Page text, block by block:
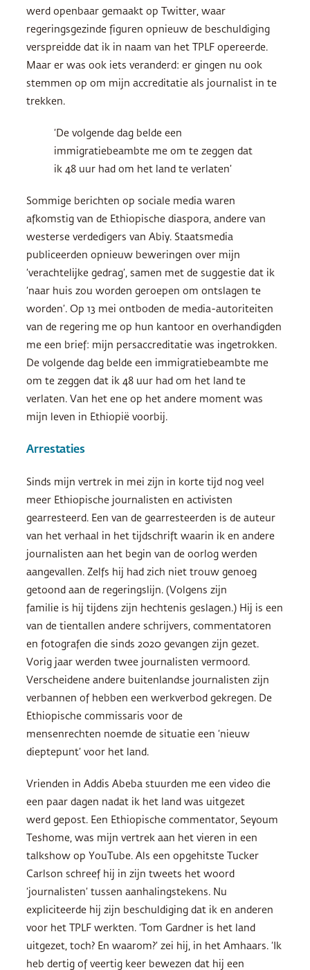
werd openbaar gemaakt op Twitter, waar
regeringsgezinde figuren opnieuw de beschuldiging
verspreidde dat ik in naam van het TPLF opereerde.
Maar er was ook iets veranderd: er gingen nu ook
stemmen op om mijn accreditatie als journalist in te
trekken.
‘De volgende dag belde een
immigratiebeambte me om te zeggen dat
ik 48 uur had om het land te verlaten’
Sommige berichten op sociale media waren
afkomstig van de Ethiopische diaspora, andere van
westerse verdedigers van Abiy. Staatsmedia
publiceerden opnieuw beweringen over mijn
‘verachtelijke gedrag’, samen met de suggestie dat ik
‘naar huis zou worden geroepen om ontslagen te
worden’. Op 13 mei ontboden de media-autoriteiten
van de regering me op hun kantoor en overhandigden
me een brief: mijn persaccreditatie was ingetrokken.
De volgende dag belde een immigratiebeambte me
om te zeggen dat ik 48 uur had om het land te
verlaten. Van het ene op het andere moment was
mijn leven in Ethiopië voorbij.
Arrestaties
Sinds mijn vertrek in mei zijn in korte tijd nog veel
meer Ethiopische journalisten en activisten
gearresteerd. Een van de gearresteerden is de auteur
van het verhaal in het tijdschrift waarin ik en andere
journalisten aan het begin van de oorlog werden
aangevallen. Zelfs hij had zich niet trouw genoeg
getoond aan de regeringslijn. (Volgens zijn
familie is hij tijdens zijn hechtenis geslagen.) Hij is een
van de tientallen andere schrijvers, commentatoren
en fotografen die sinds 2020 gevangen zijn gezet.
Vorig jaar werden twee journalisten vermoord.
Verscheidene andere buitenlandse journalisten zijn
verbannen of hebben een werkverbod gekregen. De
Ethiopische commissaris voor de
mensenrechten noemde de situatie een ‘nieuw
dieptepunt’ voor het land.
Vrienden in Addis Abeba stuurden me een video die
een paar dagen nadat ik het land was uitgezet
werd gepost. Een Ethiopische commentator, Seyoum
Teshome, was mijn vertrek aan het vieren in een
talkshow op YouTube. Als een opgehitste Tucker
Carlson schreef hij in zijn tweets het woord
‘journalisten’ tussen aanhalingstekens. Nu
expliciteerde hij zijn beschuldiging dat ik en anderen
voor het TPLF werkten. ‘Tom Gardner is het land
uitgezet, toch? En waarom?’ zei hij, in het Amhaars. ‘Ik
heb dertig of veertig keer bewezen dat hij een